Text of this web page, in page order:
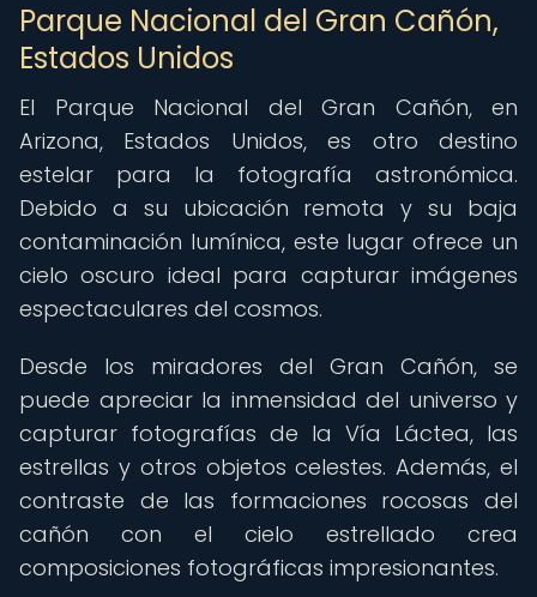
Parque Nacional del Gran Cañón,
Estados Unidos
El Parque Nacional del Gran Cañón, en
Arizona, Estados Unidos, es otro destino
estelar para la fotografía astronómica.
Debido a su ubicación remota y su baja
contaminación lumínica, este lugar ofrece un
cielo oscuro ideal para capturar imágenes
espectaculares del cosmos.
Desde los miradores del Gran Cañón, se
puede apreciar la inmensidad del universo y
capturar fotografías de la Vía Láctea, las
estrellas y otros objetos celestes. Además, el
contraste de las formaciones rocosas del
cañón con el cielo estrellado crea
composiciones fotográficas impresionantes.